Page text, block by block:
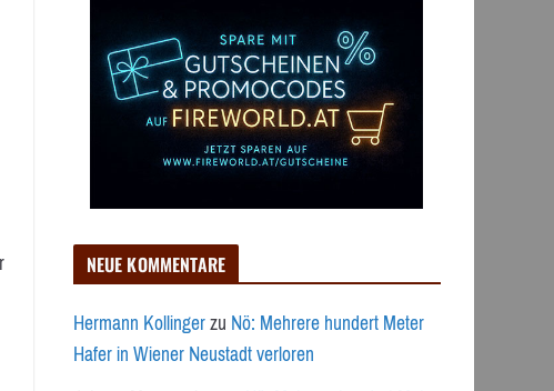
NEUE KOMMENTARE
Hermann KollingerzuNö: Mehrere hundert Meter
Hafer in Wiener Neustadt verloren